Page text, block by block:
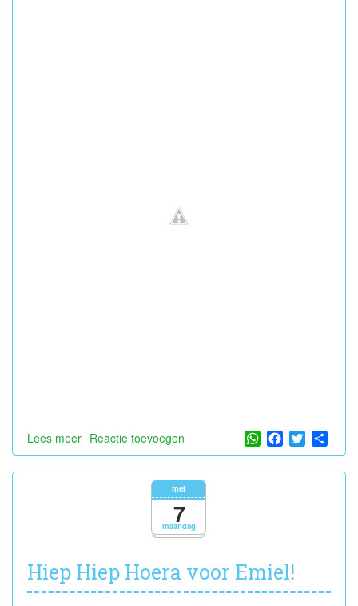
Lees meer over
Nog
een
Reactie toevoegen WhatsApp
Facebook
Twitter
maandag
mei
7
Hiep Hiep Hoera voor Emiel!